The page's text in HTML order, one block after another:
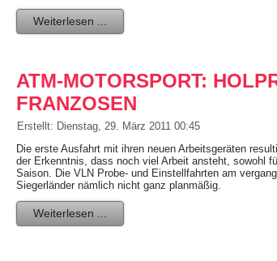
Weiterlesen ...
ATM-MOTORSPORT:
FRANZOSEN
Erstellt: Dienstag, 29. März 2011 00:45
Die erste Ausfahrt mit ihren neuen Arbeitsgeräten
der Erkenntnis, dass noch viel Arbeit ansteht, sowohl
Saison. Die VLN Probe- und Einstellfahrten am
Siegerländer nämlich nicht ganz planmäßig.
Weiterlesen ...